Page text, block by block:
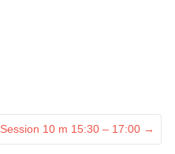
Session 10 m 15:30 – 17:00 →